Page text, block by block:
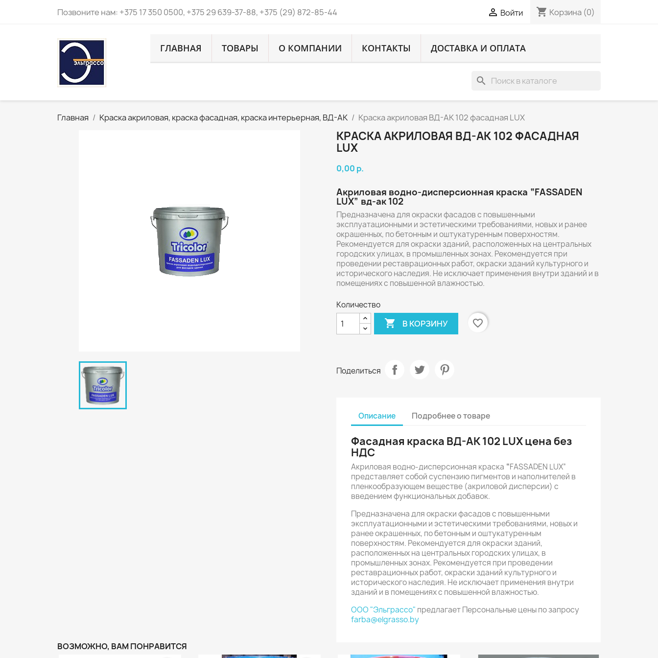
Позвоните нам: +375 17 350 0500, +375 29 639-37-88, +375 (29) 872-85-44  Войти shopping_cart Корзина (0)
ГЛАВНАЯ ТОВАРЫ О КОМПАНИИ КОНТАКТЫ ДОСТАВКА И ОПЛАТА
search
Главная Краска акриловая, краска фасадная, краска интерьерная, ВД-АК Краска акриловая ВД-АК 102 фасадная LUX
КРАСКА АКРИЛОВАЯ ВД-АК 102 ФАСАДНАЯ
LUX
0,00 р.
Акриловая водно-дисперсионная краска “FASSADEN
LUX” вд-ак 102
Предназначена для окраски фасадов с повышенными
эксплуатационными и эстетическими требованиями, новых и ранее
окрашенных, по бетонным и оштукатуренным поверхностям.
Рекомендуется для окраски зданий, расположенных на центральных
городских улицах, в промышленных зонах. Рекомендуется при
проведении реставрационных работ, окраски зданий культурного и
исторического наследия. Не исключает применения внутри зданий и в
помещениях с повышенной влажностью.
Количество
 В КОРЗИНУ favorite_border
Поделиться
Описание Подробнее о товаре
Фасадная краска ВД-АК 102 LUX цена без
НДС
Акриловая водно-дисперсионная краска “FASSADEN LUX”
представляет собой суспензию пигментов и наполнителей в
пленкообразующем веществе (акриловой дисперсии) с
введением функциональных добавок.
Предназначена для окраски фасадов с повышенными
эксплуатационными и эстетическими требованиями, новых и
ранее окрашенных, по бетонным и оштукатуренным
поверхностям. Рекомендуется для окраски зданий,
расположенных на центральных городских улицах, в
промышленных зонах. Рекомендуется при проведении
реставрационных работ, окраски зданий культурного и
исторического наследия. Не исключает применения внутри
зданий и в помещениях с повышенной влажностью.
ООО "Эльграссо" предлагает Персональные цены по запросу
farba@elgrasso.by
ВОЗМОЖНО, ВАМ ПОНРАВИТСЯ